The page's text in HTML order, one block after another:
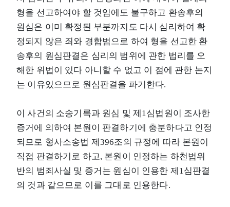
형을 선고하여야 할 것임에도 불구하고 환송후의
원심은 이미 확정된 부분까지도 다시 심리하여 확
정되지 않은 죄와 경합범으로 하여 형을 선고한 환
송후의 원심판결은 심리의 범위에 관한 법리를 오
해한 위법이 있다 아니할 수 없고 이 점에 관한 논지
는 이유있으므로 원심판결을 파기한다.
이 사건의 소송기록과 원심 및 제1심법원이 조사한
증거에 의하여 본원이 판결하기에 충분하다고 인정
되므로 형사소송법 제396조의 규정에 따라 본원이
직접 판결하기로 하고, 본원이 인정하는 하천법위
반의 범죄사실 및 증거는 원심이 인용한 제1심판결
의 것과 같으므로 이를 그대로 인용한다.